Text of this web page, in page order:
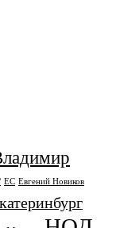
ЕС Евгений Новиков